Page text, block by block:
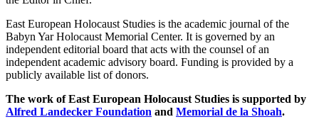
East European Holocaust Studies is the academic journal of the
Babyn Yar Holocaust Memorial Center. It is governed by an
independent editorial board that acts with the counsel of an
independent academic advisory board. Funding is provided by a
publicly available list of donors.
The work of East European Holocaust Studies is supported by
Alfred Landecker Foundation and Memorial de la Shoah.